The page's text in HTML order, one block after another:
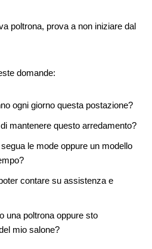
poltrona, prova a non iniziare dal
domande:
ogni giorno questa postazione?
mantenere questo arredamento?
le mode oppure un modello
contare su assistenza e
una poltrona oppure sto
mio salone?